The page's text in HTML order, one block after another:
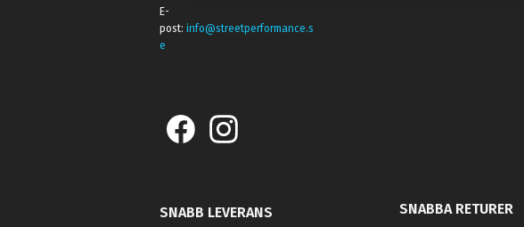
E-
post:info@streetperformance.s
e
SNABB LEVERANS SNABBA RETURER